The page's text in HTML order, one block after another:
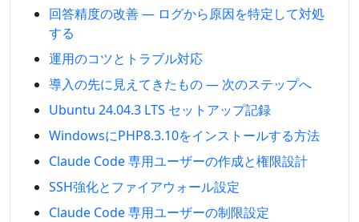
回答精度の改善 — ログから原因を特定して対処
する
運用のコツとトラブル対応
導入の先に見えてきたもの — 次のステップへ
Ubuntu 24.04.3 LTS セットアップ記録
WindowsにPHP8.3.10をインストールする方法
Claude Code 専用ユーザーの作成と権限設計
SSH強化とファイアウォール設定
Claude Code 専用ユーザーの制限設定